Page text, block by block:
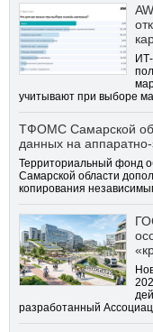
учитывают при выборе
ТФОМС Самарской
данных на
Территориальный фонд
Самарской области
копирования
разработанный